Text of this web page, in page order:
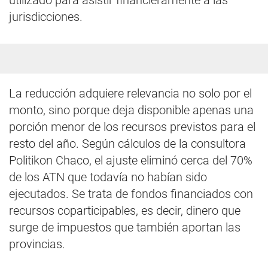
jurisdicciones.
La reducción adquiere relevancia no solo por el
monto, sino porque deja disponible apenas una
porción menor de los recursos previstos para el
resto del año. Según cálculos de la consultora
Politikon Chaco, el ajuste eliminó cerca del 70%
de los ATN que todavía no habían sido
ejecutados. Se trata de fondos financiados con
recursos coparticipables, es decir, dinero que
surge de impuestos que también aportan las
provincias.